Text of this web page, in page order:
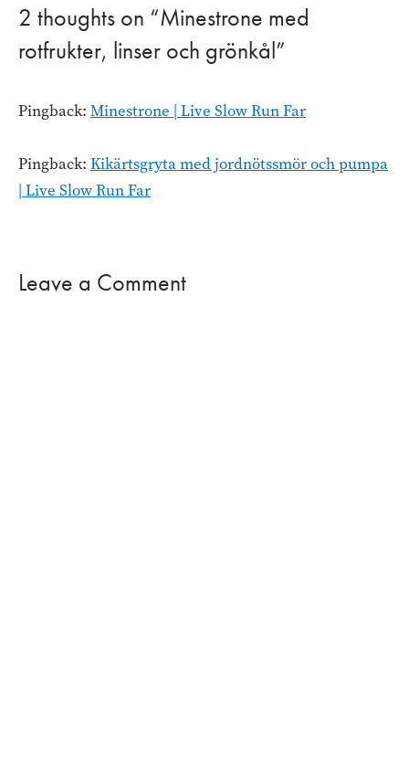
2 thoughts on “Minestrone med
rotfrukter, linser och grönkål”
Pingback: Minestrone | Live Slow Run Far
Pingback: Kikärtsgryta med jordnötssmör och pumpa
| Live Slow Run Far
Leave a Comment